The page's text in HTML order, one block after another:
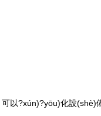
以?xún)?yōu)化設